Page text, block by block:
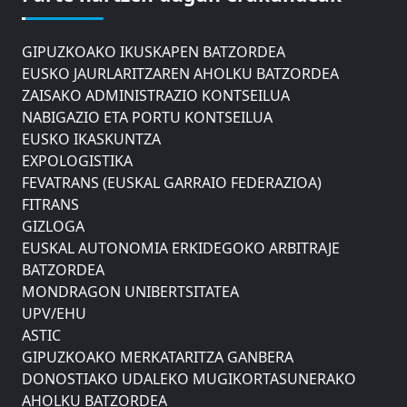
AHOLKU BATZORDEA
GIPUZKOAKO IKUSKAPEN BATZORDEA
EUSKO JAURLARITZAREN AHOLKU BATZORDEA
ZAISAKO ADMINISTRAZIO KONTSEILUA
NABIGAZIO ETA PORTU KONTSEILUA
EUSKO IKASKUNTZA
EXPOLOGISTIKA
FEVATRANS (EUSKAL GARRAIO FEDERAZIOA)
FITRANS
GIZLOGA
EUSKAL AUTONOMIA ERKIDEGOKO ARBITRAJE
BATZORDEA
MONDRAGON UNIBERTSITATEA
UPV/EHU
ASTIC
GIPUZKOAKO MERKATARITZA GANBERA
DONOSTIAKO UDALEKO MUGIKORTASUNERAKO
AHOLKU BATZORDEA